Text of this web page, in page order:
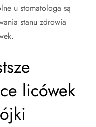
u stomatologa są
stanu zdrowia
licówek